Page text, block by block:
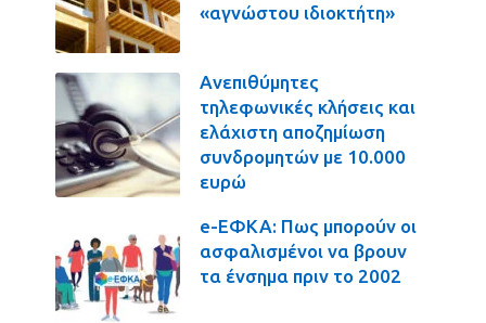
«αγνώστου ιδιοκτήτη»
Ανεπιθύμητες
τηλεφωνικές κλήσεις και
ελάχιστη αποζημίωση
συνδρομητών με 10.000
ευρώ
e-ΕΦΚΑ: Πως μπορούν οι
ασφαλισμένοι να βρουν
τα ένσημα πριν το 2002